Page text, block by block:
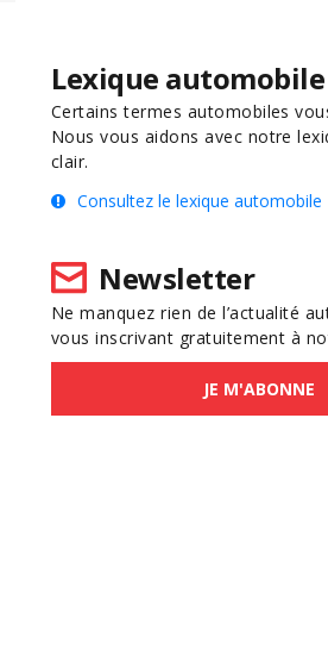
Lexique automobile
Certains termes automobiles
Nous vous aidons avec notre
clair.
Consultez le lexique automobile
Newsletter
Ne manquez rien de l’actualité
vous inscrivant gratuitement à
JE M'ABONNE